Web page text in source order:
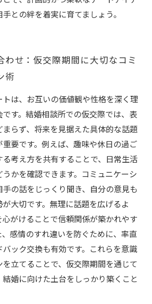
との絆を着実に育てましょう。
わせ：仮交際期間に大切なコミ
術
は、お互いの価値観や性格を深く理
す。結婚相談所での仮交際では、表
らず、将来を見据えた具体的な話題
要です。例えば、趣味や休日の過ご
る考え方を共有することで、日常生活
かを確認できます。コミュニケーシ
の話をじっくり聞き、自分の意見も
大切です。無理に話題を広げるよ
がけることで信頼関係が築かれやす
感情のすれ違いを防ぐために、率直
ック交換も有効です。これらを意識
立てることで、仮交際期間を通じて
婚に向けた土台をしっかり築くこと